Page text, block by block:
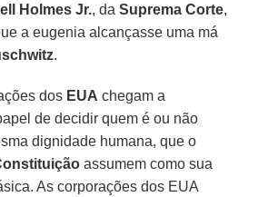
Holmes Jr., daSuprema Corte,
a eugenia alcançasse uma má
.
dos EUA chegam a
de decidir quem é ou não
dignidade humana, que o
assumem como sua
As corporações dos EUA